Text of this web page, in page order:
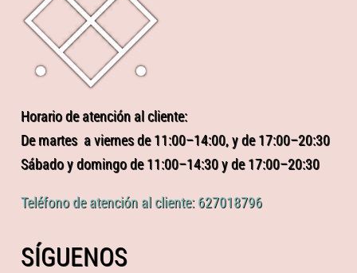
Horario de atención al cliente:
De martes a viernes de 11:00–14:00, y de 17:00–20:30
Sábado y domingo de 11:00–14:30 y de 17:00–20:30
Teléfono de atención al cliente: 627018796
SÍGUENOS